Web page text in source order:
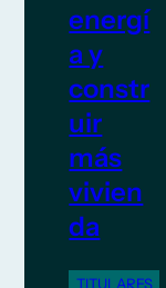
energí
a y
constr
uir
más
vivien
da
TITULARES